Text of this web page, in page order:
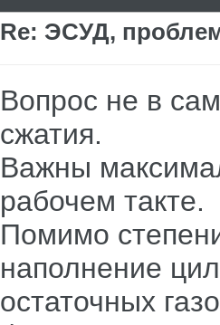
Re: ЭСУД,
Вопрос не в
сжатия.
Важны
рабочем такте.
Помимо
наполнение
остаточных